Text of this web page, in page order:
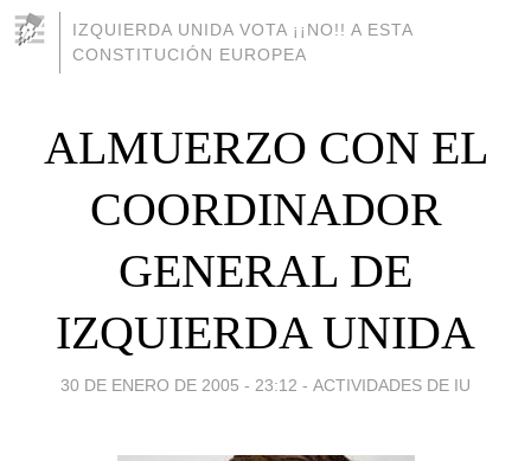
IZQUIERDA UNIDA VOTA ¡¡NO!! A ESTA
CONSTITUCIÓN EUROPEA
ALMUERZO CON EL
COORDINADOR
GENERAL DE
IZQUIERDA UNIDA
30 DE ENERO DE 2005 - 23:12 - ACTIVIDADES DE IU